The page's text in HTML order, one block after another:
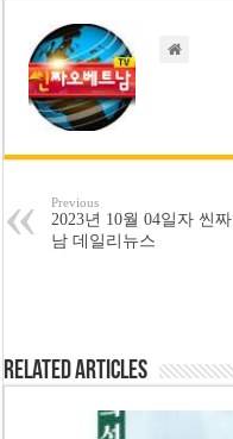
Previous
2023년 10월 04일자 씬
남 데일리뉴스
Related Articles